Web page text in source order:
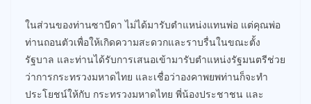
ในส่วนของท่านซาบีดา ไม่ได้มารับตำแหน่งแทนพ่อ แต่คุณพ่อ
ท่านถอนตัวเพื่อให้เกิดความสะดวกและราบรื่นในขณะตั้ง
รัฐบาล และท่านได้รับการเสนอเข้ามารับตำแหน่งรัฐมนตรีช่วย
ว่าการกระทรวงมหาดไทย และเชื่อว่าองคาพยพท่านก็จะทำ
ประโยชน์ให้กับ กระทรวงมหาดไทย พี่น้องประชาชน และ